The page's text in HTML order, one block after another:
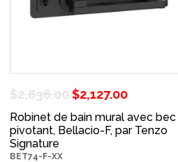
$2,836.00 Le
prix
initial
$2,127.00
prix
actuel
Robinet de bain mural avec bec
pivotant, Bellacio-F, par Tenzo
Signature
BET74-F-XX